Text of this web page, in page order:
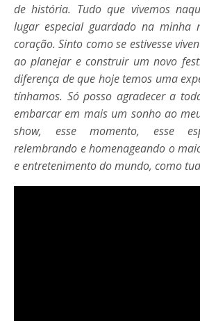
de história. Tudo que vivemos
lugar especial guardado na minha
coração. Sinto como se estivesse
ao planejar e construir um novo
diferença de que hoje temos uma
tínhamos. Só posso agradecer a
embarcar em mais um sonho ao
show, esse momento, esse
relembrando e homenageando o
e entretenimento do mundo, como